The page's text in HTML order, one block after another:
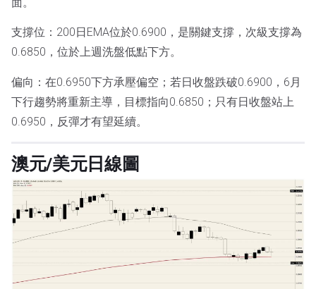
面。
支撐位：200日EMA位於0.6900，是關鍵支撐，次級支撐為
0.6850，位於上週洗盤低點下方。
偏向：在0.6950下方承壓偏空；若日收盤跌破0.6900，6月
下行趨勢將重新主導，目標指向0.6850；只有日收盤站上
0.6950，反彈才有望延續。
澳元/美元日線圖